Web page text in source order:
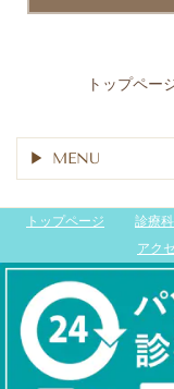
トップペー
MENU
トップページ 診療科
アク